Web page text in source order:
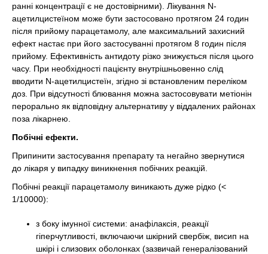
ранні концентрації є не достовірними). Лікування N-
ацетилцистеїном може бути застосовано протягом 24 годин
після прийому парацетамолу, але максимальний захисний
ефект настає при його застосуванні протягом 8 годин після
прийому. Ефективність антидоту різко знижується після цього
часу. При необхідності пацієнту внутрішньовенно слід
вводити N-ацетилцистеїн, згідно зі встановленим переліком
доз. При відсутності блювання можна застосовувати метіонін
перорально як відповідну альтернативу у віддалених районах
поза лікарнею.
Побічні ефекти.
Припинити застосування препарату та негайно звернутися
до лікаря у випадку виникнення побічних реакцій.
Побічні реакції парацетамолу виникають дуже рідко (<
1/10000):
з боку імунної системи: анафілаксія, реакції
гіперчутливості, включаючи шкірний свербіж, висип на
шкірі і слизових оболонках (зазвичай генералізований